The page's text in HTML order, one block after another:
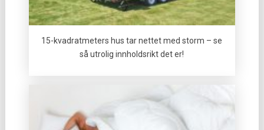
15-kvadratmeters hus tar nettet med storm – se
så utrolig innholdsrikt det er!